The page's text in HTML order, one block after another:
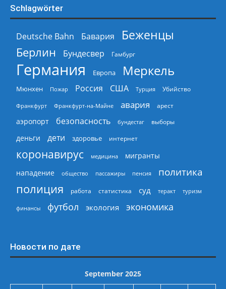
Schlagwörter
Deutsche Bahn Бавария
Беженцы
Берлин
Бундесвер Гамбург
Германия Европа Меркель
Мюнхен Пожар Россия США Турция Убийство
Франкфурт Франкфурт-на-Майне авария арест
аэропорт безопасность бундестаг выборы
деньги дети здоровье интернет
коронавирус медицина
мигранты
нападение
общество пассажиры пенсия политика
полиция работа статистика суд теракт туризм
финансы футбол экология экономика
Новости по дате
September 2025